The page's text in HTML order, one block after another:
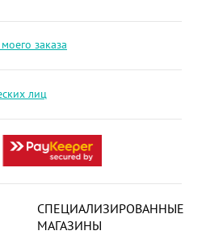
СПЕЦИАЛИЗИРОВАННЫЕ
МАГАЗИНЫ
заказа
лиц